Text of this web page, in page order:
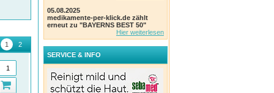
05.08.2025
medikamente-per-klick.de zählt
erneut zu "BAYERNS BEST 50"
Hier weiterlesen
SERVICE & INFO